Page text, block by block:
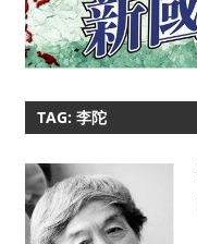
TAG: 李陀